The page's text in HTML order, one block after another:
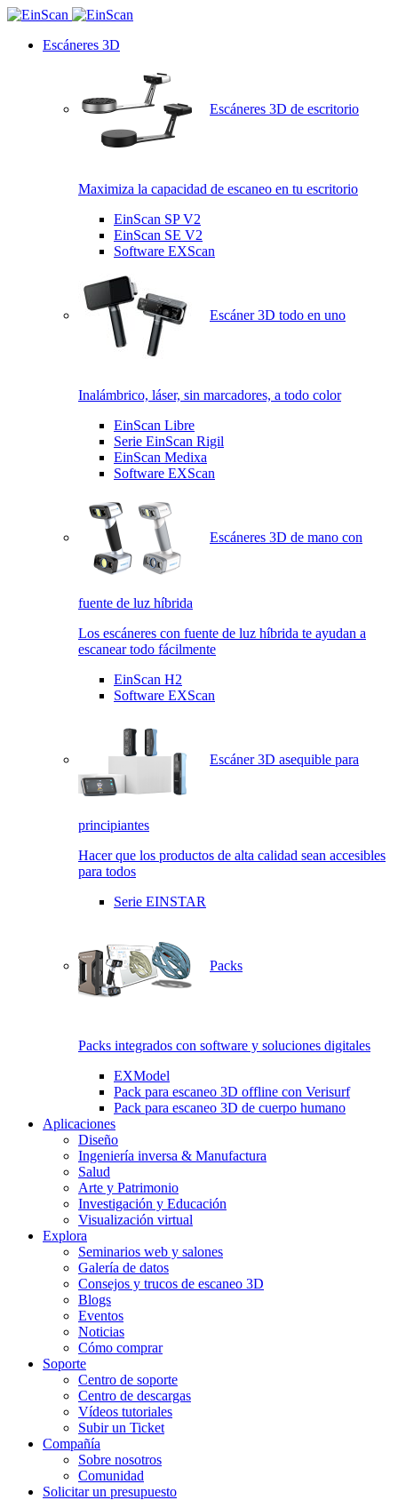
Escáneres 3D
Escáneres 3D de escritorio
Maximiza la capacidad de escaneo en tu escritorio
EinScan SP V2
EinScan SE V2
Software EXScan
Escáner 3D todo en uno
Inalámbrico, láser, sin marcadores, a todo color
EinScan Libre
Serie EinScan Rigil
EinScan Medixa
Software EXScan
Escáneres 3D de mano con
fuente de luz híbrida
Los escáneres con fuente de luz híbrida te ayudan a
escanear todo fácilmente
EinScan H2
Software EXScan
Escáner 3D asequible para
principiantes
Hacer que los productos de alta calidad sean accesibles
para todos
Serie EINSTAR
Packs
Packs integrados con software y soluciones digitales
EXModel
Pack para escaneo 3D offline con Verisurf
Pack para escaneo 3D de cuerpo humano
Aplicaciones
Diseño
Ingeniería inversa & Manufactura
Salud
Arte y Patrimonio
Investigación y Educación
Visualización virtual
Explora
Seminarios web y salones
Galería de datos
Consejos y trucos de escaneo 3D
Blogs
Eventos
Noticias
Cómo comprar
Soporte
Centro de soporte
Centro de descargas
Vídeos tutoriales
Subir un Ticket
Compañía
Sobre nosotros
Comunidad
Solicitar un presupuesto